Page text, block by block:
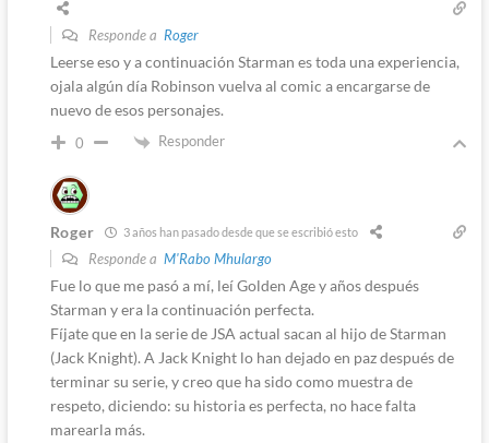
Responde a Roger
Leerse eso y a continuación Starman es toda una experiencia,
ojala algún día Robinson vuelva al comic a encargarse de
nuevo de esos personajes.
0 Responder
Roger 3 años han pasado desde que se escribió esto
Responde a M'Rabo Mhulargo
Fue lo que me pasó a mí, leí Golden Age y años después
Starman y era la continuación perfecta.
Fíjate que en la serie de JSA actual sacan al hijo de Starman
(Jack Knight). A Jack Knight lo han dejado en paz después de
terminar su serie, y creo que ha sido como muestra de
respeto, diciendo: su historia es perfecta, no hace falta
marearla más.